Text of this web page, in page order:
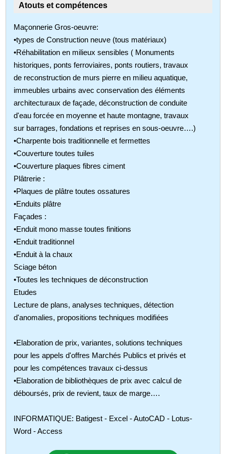
Atouts et compétences
Maçonnerie Gros-oeuvre:
•types de Construction neuve (tous matériaux)
•Réhabilitation en milieux sensibles ( Monuments
historiques, ponts ferroviaires, ponts routiers, travaux
de reconstruction de murs pierre en milieu aquatique,
immeubles urbains avec conservation des éléments
architecturaux de façade, déconstruction de conduite
d'eau forcée en moyenne et haute montagne, travaux
sur barrages, fondations et reprises en sous-oeuvre….)
•Charpente bois traditionnelle et fermettes
•Couverture toutes tuiles
•Couverture plaques fibres ciment
Plâtrerie :
•Plaques de plâtre toutes ossatures
•Enduits plâtre
Façades :
•Enduit mono masse toutes finitions
•Enduit traditionnel
•Enduit à la chaux
Sciage béton
•Toutes les techniques de déconstruction
Etudes
Lecture de plans, analyses techniques, détection
d'anomalies, propositions techniques modifiées
•Elaboration de prix, variantes, solutions techniques
pour les appels d'offres Marchés Publics et privés et
pour les compétences travaux ci-dessus
•Elaboration de bibliothèques de prix avec calcul de
déboursés, prix de revient, taux de marge….
INFORMATIQUE: Batigest - Excel - AutoCAD - Lotus-
Word - Access